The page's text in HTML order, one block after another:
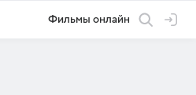
Фильмы онлайн